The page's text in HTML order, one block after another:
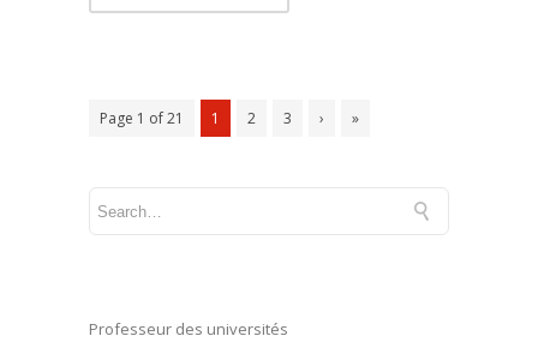
Page 1 of 21 1 2 3 › »
Professeur des universités